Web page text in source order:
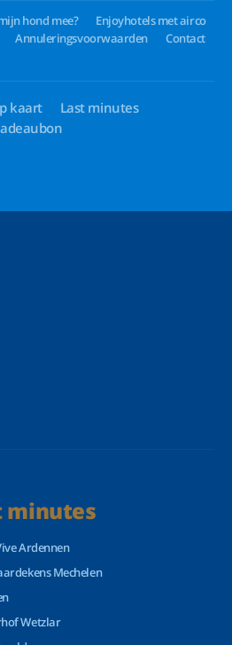
hond mee?
Enjoyhotels met airco
Annuleringsvoorwaarden
Contact
kaart
Last minutes
minutes
Ardennen
Mechelen
Wetzlar